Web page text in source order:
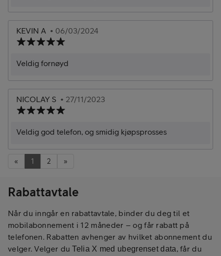
KEVIN A • 06/03/2024
Veldig fornøyd
NICOLAY S • 27/11/2023
Veldig god telefon, og smidig kjøpsprosses
« 1 2 »
Rabattavtale
Når du inngår en rabattavtale, binder du deg til et
mobilabonnement i 12 måneder – og får rabatt på
telefonen. Rabatten avhenger av hvilket abonnement du
velger. Velger duTelia X med ubegrenset data, får du